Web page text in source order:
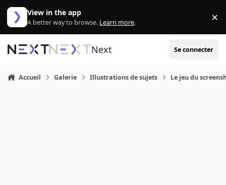
Aller au contenu
View in the app
A better way to browse. Learn more. ×
Next Se connecter
Accueil Galerie Illustrations de sujets Le jeu du